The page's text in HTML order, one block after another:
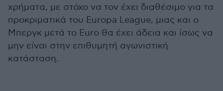
χρήματα, με στόχο να τον έχει διαθέσιμο για τα
προκριματικά του Europa League, μιας και ο
Μπεργκ μετά το Euro θα έχει άδεια και ίσως να
μην είναι στην επιθυμητή αγωνιστική
κατάσταση.